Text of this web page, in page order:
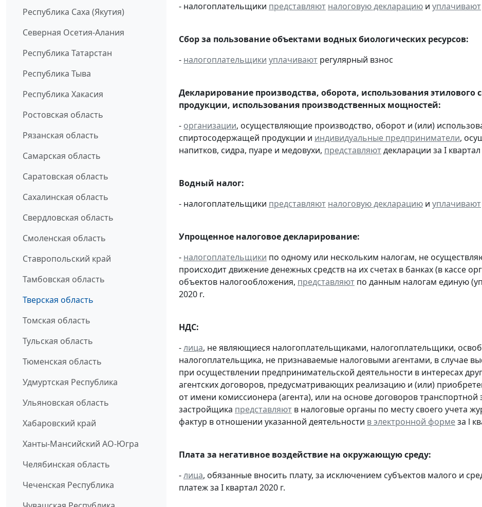
Республика Саха (Якутия)
Северная Осетия-Алания
Республика Татарстан
Республика Тыва
Республика Хакасия
Ростовская область
Рязанская область
Самарская область
Саратовская область
Сахалинская область
Свердловская область
Смоленская область
Ставропольский край
Тамбовская область
Тверская область
Томская область
Тульская область
Тюменская область
Удмуртская Республика
Ульяновская область
Хабаровский край
Ханты-Мансийский АО-Югра
Челябинская область
Чеченская Республика
- налогоплательщики представляют налоговую декларацию и уплачивают
Сбор за пользование объектами водных биологических ресурсов:
- налогоплательщики уплачивают регулярный взнос
Декларирование производства, оборота, использования
продукции, использования производственных мощностей:
- организации, осуществляющие производство, оборот и (или)
спиртосодержащей продукции и индивидуальные предприниматели,
напитков, сидра, пуаре и медовухи, представляютдекларации за I квартал
Водный налог:
- налогоплательщики представляют налоговую декларацию и уплачивают
Упрощенное налоговое декларирование:
- налогоплательщики по одному или нескольким налогам, не
происходит движение денежных средств на их счетах в банках (в кассе
объектов налогообложения, представляют по данным налогам единую
2020 г.
НДС:
-лица, не являющиеся налогоплательщиками, налогоплательщики,
налогоплательщика, не признаваемые налоговыми агентами, в случае
при осуществлении предпринимательской деятельности в интересах
агентских договоров, предусматривающих реализацию и (или)
от имени комиссионера (агента), или на основе договоров
застройщика представляют в налоговые органы по месту своего учета
фактур в отношении указанной деятельности в электронной формеза l
Плата за негативное воздействие на окружающую среду:
-лица, обязанные вносить плату, за исключением субъектов малого и
платеж за I квартал 2020 г.